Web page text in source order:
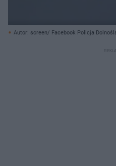
Autor: screen/ Facebook Policja